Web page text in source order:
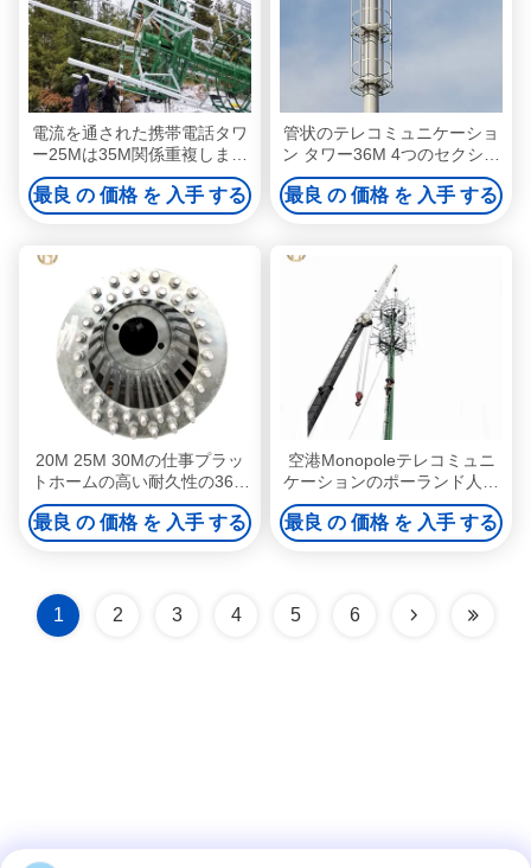
電流を通された携帯電話タワ
ー25Mは35M関係重複しまし
たり/フランジの
最良 の 価格 を 入手 する
管状のテレコミュニケーショ
ン タワー36M 4つのセクショ
ン スリップの接合箇所によっ
て電流を通される表面
最良 の 価格 を 入手 する
20M 25M 30Mの仕事プラッ
トホームの高い耐久性の36M
細胞電気通信タワー
最良 の 価格 を 入手 する
空港Monopoleテレコミュニ
ケーションのポーランド人の
高さ15M - 60Mの厚さ2mm -
30mm
最良 の 価格 を 入手 する
1 2 3 4 5 6